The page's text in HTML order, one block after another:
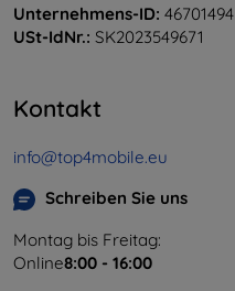
Unternehmens-ID: 46701494
USt-IdNr.: SK2023549671
Kontakt
info@top4mobile.eu
Schreiben Sie uns
Montag bis Freitag:
Online8:00 - 16:00